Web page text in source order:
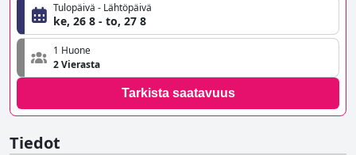
Tulopäivä - Lähtöpäivä
ke, 26 8 - to, 27 8
1 Huone
2 Vierasta
Tarkista saatavuus
Tiedot